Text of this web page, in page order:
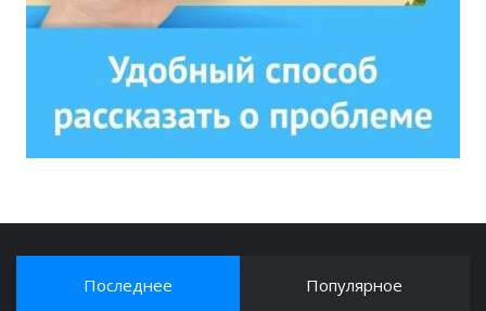
Последнее Популярное